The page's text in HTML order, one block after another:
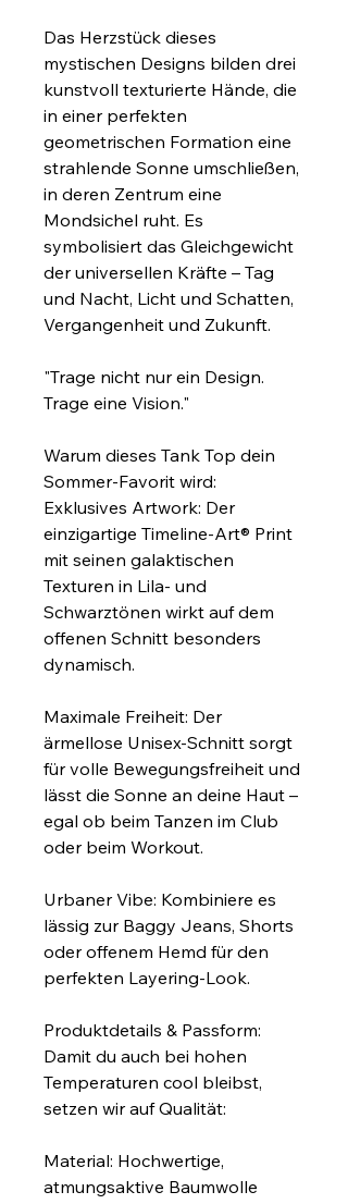
Das Herzstück dieses
mystischen Designs bilden drei
kunstvoll texturierte Hände, die
in einer perfekten
geometrischen Formation eine
strahlende Sonne umschließen,
in deren Zentrum eine
Mondsichel ruht. Es
symbolisiert das Gleichgewicht
der universellen Kräfte – Tag
und Nacht, Licht und Schatten,
Vergangenheit und Zukunft.
"Trage nicht nur ein Design.
Trage eine Vision."
Warum dieses Tank Top dein
Sommer-Favorit wird:
Exklusives Artwork: Der
einzigartige Timeline-Art® Print
mit seinen galaktischen
Texturen in Lila- und
Schwarztönen wirkt auf dem
offenen Schnitt besonders
dynamisch.
Maximale Freiheit: Der
ärmellose Unisex-Schnitt sorgt
für volle Bewegungsfreiheit und
lässt die Sonne an deine Haut –
egal ob beim Tanzen im Club
oder beim Workout.
Urbaner Vibe: Kombiniere es
lässig zur Baggy Jeans, Shorts
oder offenem Hemd für den
perfekten Layering-Look.
Produktdetails & Passform:
Damit du auch bei hohen
Temperaturen cool bleibst,
setzen wir auf Qualität:
Material: Hochwertige,
atmungsaktive Baumwolle